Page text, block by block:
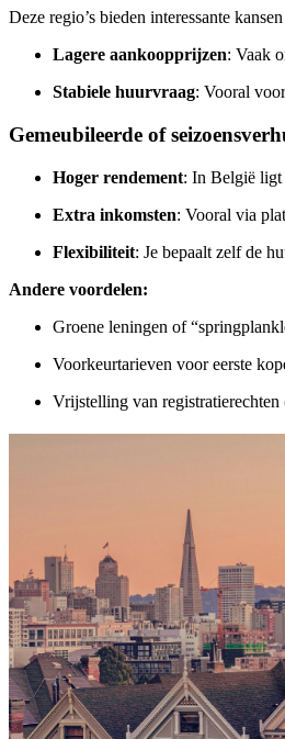
Deze regio’s bieden interessante
Lagere aankoopprijzen: Vaak
Stabiele huurvraag: Vooral
Gemeubileerde of
Hoger rendement: In België ligt
Extra inkomsten: Vooral via
Flexibiliteit: Je bepaalt zelf de
Andere voordelen:
Groene leningen of
Voorkeurtarieven voor eerste
Vrijstelling van